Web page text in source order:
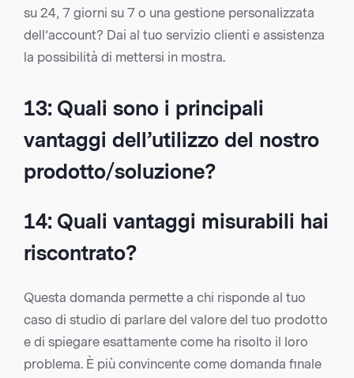
su 24, 7 giorni su 7 o una gestione personalizzata
dell’account? Dai al tuo servizio clienti e assistenza
la possibilità di mettersi in mostra.
13: Quali sono i principali
vantaggi dell’utilizzo del nostro
prodotto/soluzione?
14: Quali vantaggi misurabili hai
riscontrato?
Questa domanda permette a chi risponde al tuo
caso di studio di parlare del valore del tuo prodotto
e di spiegare esattamente come ha risolto il loro
problema. È più convincente come domanda finale